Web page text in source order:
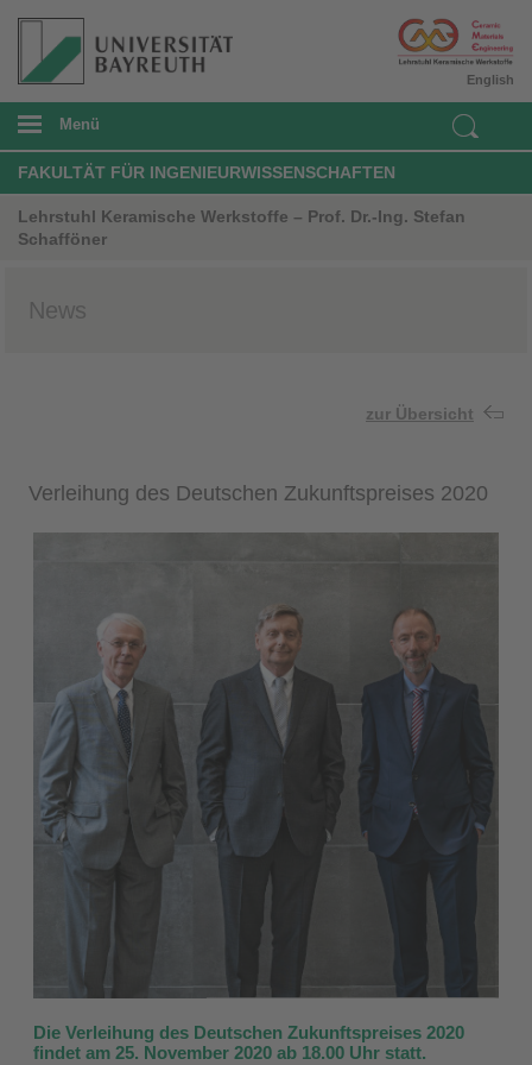
English
Menü
FAKULTÄT FÜR INGENIEURWISSENSCHAFTEN
Lehrstuhl Keramische Werkstoffe – Prof. Dr.-Ing. Stefan
Schafföner
News
zur Übersicht
Verleihung des Deutschen Zukunftspreises 2020
Die Verleihung des Deutschen Zukunftspreises 2020
findet am 25. November 2020 ab 18.00 Uhr statt.